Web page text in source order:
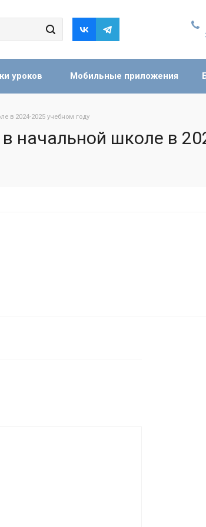
уроков Мобильные приложения
в 2024-2025 учебном году
начальной школе в